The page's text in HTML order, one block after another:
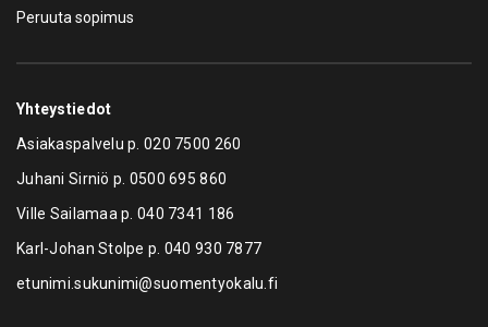
Peruuta sopimus
Yhteystiedot
Asiakaspalvelu p.020 7500 260
Juhani Sirniö p. 0500 695 860
Ville Sailamaa p.040 7341 186
Karl-Johan Stolpe p. 040 930 7877
etunimi.sukunimi@suomentyokalu.fi